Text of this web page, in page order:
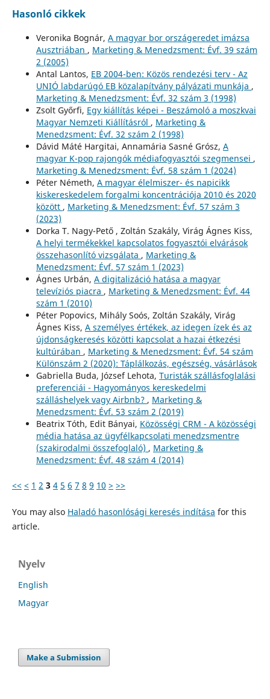
Hasonló cikkek
Veronika Bognár, A magyar bor országeredet imázsa
Ausztriában , Marketing & Menedzsment: Évf. 39 szám
2 (2005)
Antal Lantos, EB 2004-ben: Közös rendezési terv - Az
UNIÓ labdarúgó EB közalapítvány pályázati munkája ,
Marketing & Menedzsment: Évf. 32 szám 3 (1998)
Zsolt Győrfi, Egy kiállítás képei - Beszámoló a moszkvai
Magyar Nemzeti Kiállításról , Marketing &
Menedzsment: Évf. 32 szám 2 (1998)
Dávid Máté Hargitai, Annamária Sasné Grósz, A
magyar K-pop rajongók médiafogyasztói szegmensei ,
Marketing & Menedzsment: Évf. 58 szám 1 (2024)
Péter Németh, A magyar élelmiszer- és napicikk
kiskereskedelem forgalmi koncentrációja 2010 és 2020
között , Marketing & Menedzsment: Évf. 57 szám 3
(2023)
Dorka T. Nagy-Pető , Zoltán Szakály, Virág Ágnes Kiss,
A helyi termékekkel kapcsolatos fogyasztói elvárások
összehasonlító vizsgálata , Marketing &
Menedzsment: Évf. 57 szám 1 (2023)
Ágnes Urbán, A digitalizáció hatása a magyar
televíziós piacra , Marketing & Menedzsment: Évf. 44
szám 1 (2010)
Péter Popovics, Mihály Soós, Zoltán Szakály, Virág
Ágnes Kiss, A személyes értékek, az idegen ízek és az
újdonságkeresés közötti kapcsolat a hazai étkezési
kultúrában , Marketing & Menedzsment: Évf. 54 szám
Különszám 2 (2020): Táplálkozás, egészség, vásárlások
Gabriella Buda, József Lehota, Turisták szállásfoglalási
preferenciái - Hagyományos kereskedelmi
szálláshelyek vagy Airbnb? , Marketing &
Menedzsment: Évf. 53 szám 2 (2019)
Beatrix Tóth, Edit Bányai, Közösségi CRM - A közösségi
média hatása az ügyfélkapcsolati menedzsmentre
(szakirodalmi összefoglaló) , Marketing &
Menedzsment: Évf. 48 szám 4 (2014)
<< < 1 2 3 4 5 6 7 8 9 10 > >>
You may also Haladó hasonlósági keresés indítása for this
article.
Nyelv
English
Magyar
Make a Submission